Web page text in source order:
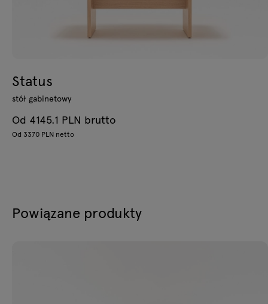
Status
stół gabinetowy
Od 4145.1 PLN brutto
Od 3370 PLN netto
Powiązane produkty